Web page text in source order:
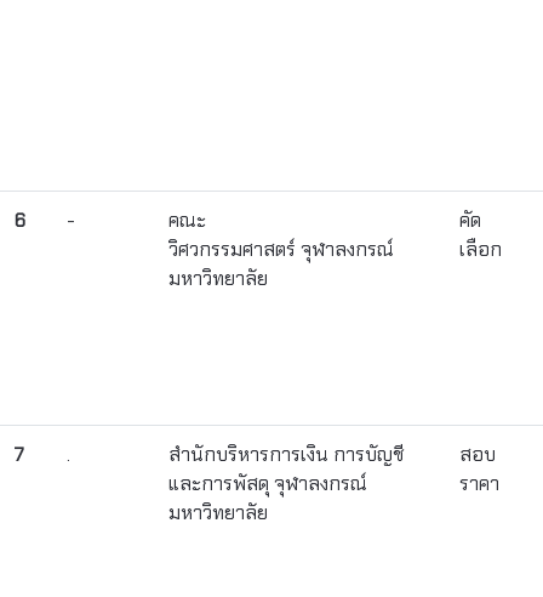
6 -
คณะ
วิศวกรรมศาสตร์ จุฬาลงกรณ์
มหาวิทยาลัย
คัด
เลือก
7 .
สำนักบริหารการเงิน การบัญชี
และการพัสดุ จุฬาลงกรณ์
มหาวิทยาลัย
สอบ
ราคา